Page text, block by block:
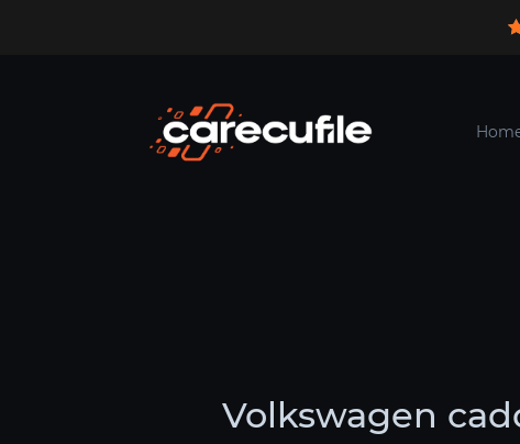
Volkswagen